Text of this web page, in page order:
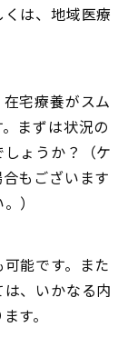
は、地域医療
宅療養がスム
まずは状況の
ょうか？（ケ
もございます
）
能です。また
、いかなる内
す。